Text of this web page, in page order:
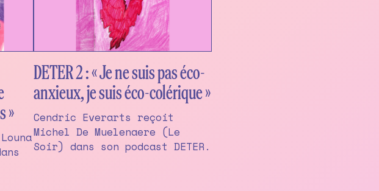
»
DETER 2 : « Je ne suis pas éco-
anxieux, je suis éco-colérique »
Cendric Everarts reçoit
Michel De Muelenaere (Le
Soir) dans son podcast DETER.